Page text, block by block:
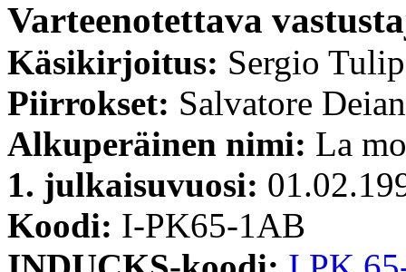
Varteenotettava
Käsikirjoitus: Sergio
Piirrokset: Salvatore
Alkuperäinen nimi: La
1. julkaisuvuosi:
Koodi: I-PK65-1AB